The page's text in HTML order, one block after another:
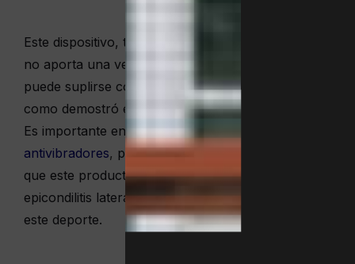
Este dispositivo, también denominado
no aporta una ventaja competitiva y su función
puede suplirse con una simple goma elástica,
como demostró el estadounidense Andre Agassi.
Es importante entenderpara qué sirven los
antivibradores, pues una falsa creencia sugiere
que este producto disminuye la incidencia de la
epicondilitis lateral y otras lesiones comunes en
este deporte.